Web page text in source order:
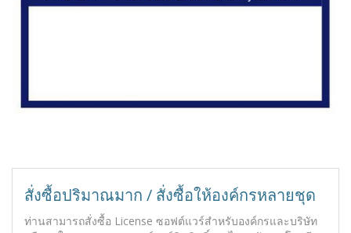
สั่งซื้อปริมาณมาก / สั่งซื้อให้องค์กรหลายชุด
ท่านสามารถสั่งซื้อ License ซอฟต์แวร์สำหรับองค์กรและบริษัท